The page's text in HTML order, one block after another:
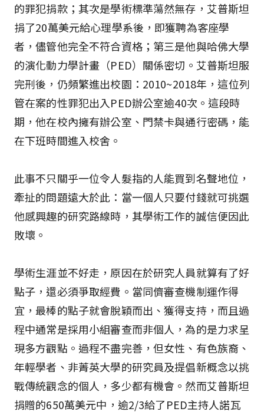
的罪犯捐款；其次是學術標準蕩然無存，艾普斯坦
捐了20萬美元給心理學系後，即獲聘為客座學
者，儘管他完全不符合資格；第三是他與哈佛大學
的演化動力學計畫（PED）關係密切。艾普斯坦服
完刑後，仍頻繁進出校園：2010~2018年，這位列
管在案的性罪犯出入PED辦公室逾40次。這段時
期，他在校內擁有辦公室、門禁卡與通行密碼，能
在下班時間進入校舍。
此事不只關乎一位令人髮指的人能買到名聲地位，
牽扯的問題遠大於此：當一個人只要付錢就可挑選
他感興趣的研究路線時，其學術工作的誠信便因此
敗壞。
學術生涯並不好走，原因在於研究人員就算有了好
點子，還必須爭取經費。當同儕審查機制運作得
宜，最棒的點子就會脫穎而出、獲得支持，而且過
程中通常是採用小組審查而非個人，為的是力求呈
現多方觀點。過程不盡完善，但女性、有色族裔、
年輕學者、非菁英大學的研究員及提倡新概念以挑
戰傳統觀念的個人，多少都有機會。然而艾普斯坦
捐贈的650萬美元中，逾2/3給了PED主持人諾瓦